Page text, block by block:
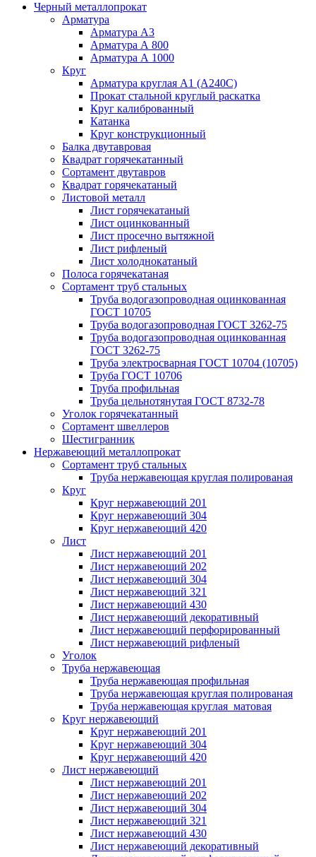
Черный металлопрокат
Арматура
Арматура А3
Арматура А 800
Арматура А 1000
Круг
Арматура круглая А1 (А240C)
Прокат стальной круглый раскатка
Круг калиброванный
Катанка
Круг конструкционный
Балка двутавровая
Квадрат горячекатанный
Сортамент двутавров
Квадрат горячекатаный
Листовой металл
Лист горячекатаный
Лист оцинкованный
Лист просечно вытяжной
Лист рифленый
Лист холоднокатаный
Полоса горячекатаная
Сортамент труб стальных
Труба водогазопроводная оцинкованная
ГОСТ 10705
Труба водогазопроводная ГОСТ 3262-75
Труба водогазопроводная оцинкованная
ГОСТ 3262-75
Труба электросварная ГОСТ 10704 (10705)
Труба ГОСТ 10706
Труба профильная
Труба цельнотянутая ГОСТ 8732-78
Уголок горячекатанный
Сортамент швеллеров
Шестигранник
Нержавеющий металлопрокат
Сортамент труб стальных
Труба нержавеющая круглая полированая
Круг
Круг нержавеющий 201
Круг нержавеющий 304
Круг нержавеющий 420
Лист
Лист нержавеющий 201
Лист нержавеющий 202
Лист нержавеющий 304
Лист нержавеющий 321
Лист нержавеющий 430
Лист нержавеющий декоративный
Лист нержавеющий перфорированный
Лист нержавеющий рифленый
Уголок
Труба нержавеющая
Труба нержавеющая профильная
Труба нержавеющая круглая полированая
Труба нержавеющая круглая матовая
Круг нержавеющий
Круг нержавеющий 201
Круг нержавеющий 304
Круг нержавеющий 420
Лист нержавеющий
Лист нержавеющий 201
Лист нержавеющий 202
Лист нержавеющий 304
Лист нержавеющий 321
Лист нержавеющий 430
Лист нержавеющий декоративный